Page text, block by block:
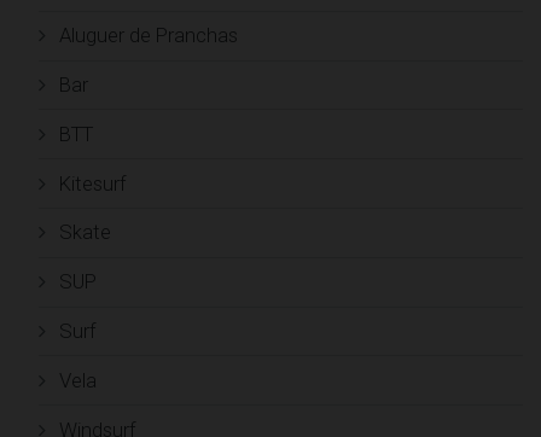
Aluguer de Pranchas
Bar
BTT
Kitesurf
Skate
SUP
Surf
Vela
Windsurf